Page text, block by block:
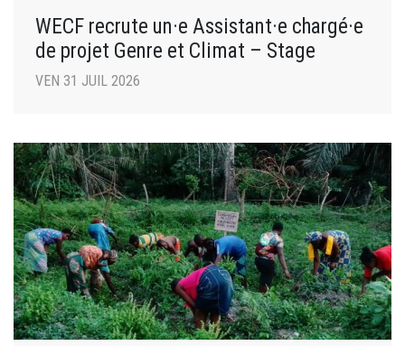
WECF recrute un·e Assistant·e chargé·e
de projet Genre et Climat – Stage
VEN 31 JUIL 2026